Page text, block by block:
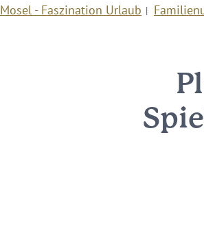
Mosel - Faszination Urlaub